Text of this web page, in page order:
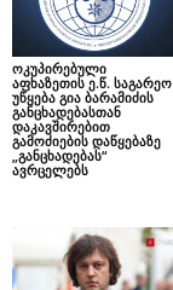
ოკუპირებული
აფხაზეთის ე.წ. საგარეო
უწყება გია ბარამიძის
განცხადებასთან
დაკავშირებით
გამოძიების დაწყებაზე
„განცხადებას“
ავრცელებს